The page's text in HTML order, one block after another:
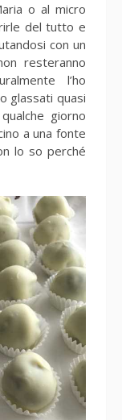
o al micro
del tutto e
con un
resteranno
l’ho
glassati quasi
giorno
a una fonte
lo so perché